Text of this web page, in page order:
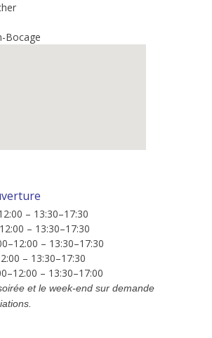
Bocage
– 13:30–17:30
– 13:30–17:30
– 13:30–17:30
– 13:30–17:30
– 13:30–17:00
et le week-end sur demande